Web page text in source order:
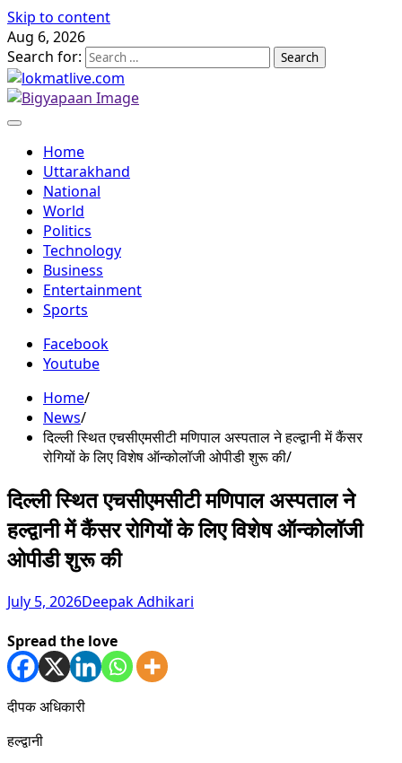
Skip to content
Aug 6, 2026
Search for:
Home
Uttarakhand
National
World
Politics
Technology
Business
Entertainment
Sports
Facebook
Youtube
Home
News
दिल्ली स्थित एचसीएमसीटी मणिपाल अस्पताल ने हल्द्वानी में कैंसर
रोगियों के लिए विशेष ऑन्कोलॉजी ओपीडी शुरू की
दिल्ली स्थित एचसीएमसीटी मणिपाल अस्पताल ने
हल्द्वानी में कैंसर रोगियों के लिए विशेष ऑन्कोलॉजी
ओपीडी शुरू की
July 5, 2026Deepak Adhikari
Spread the love
दीपक अधिकारी
हल्द्वानी